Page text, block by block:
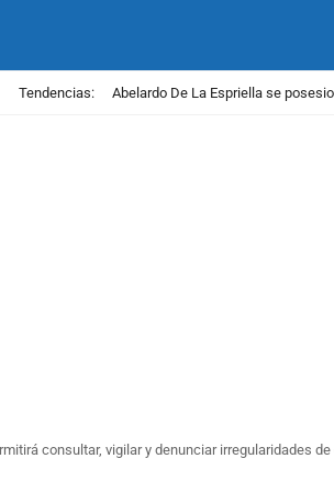
Tendencias: Abelardo De La Espriella se
consultar, vigilar y denunciar irregularidades